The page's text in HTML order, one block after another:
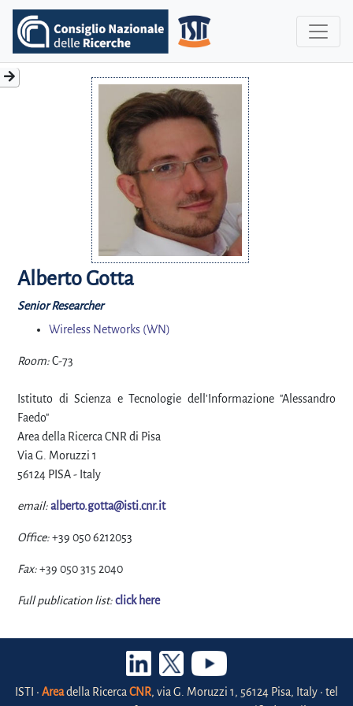
Alberto Gotta
Senior Researcher
Wireless Networks (WN)
Room:C-73
Istituto di Scienza e Tecnologie dell'Informazione "Alessandro
Faedo"
Area della Ricerca CNR di Pisa
Via G. Moruzzi 1
56124 PISA - Italy
email:alberto.gotta@isti.cnr.it
Office:+39 050 6212053
Fax:+39 050 315 2040
Full publication list:click here
ISTI • Areadella RicercaCNR, via G. Moruzzi 1, 56124 Pisa, Italy • tel